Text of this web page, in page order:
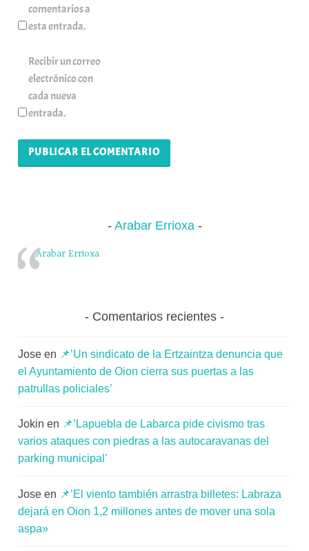
comentarios a
esta entrada.
Recibir un correo
electrónico con
cada nueva
entrada.
Arabar Errioxa
Arabar Errioxa
Comentarios recientes
Jose en 📌’Un sindicato de la Ertzaintza denuncia que
el Ayuntamiento de Oion cierra sus puertas a las
patrullas policiales’
Jokin en 📌’Lapuebla de Labarca pide civismo tras
varios ataques con piedras a las autocaravanas del
parking municipal’
Jose en 📌’El viento también arrastra billetes: Labraza
dejará en Oion 1,2 millones antes de mover una sola
aspa»